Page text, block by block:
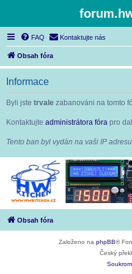
FAQ Kontaktujte nás
Obsah fóra
Informace
Byli jste trvale zabanováni na tomto
Kontaktujte administrátora fóra pro
Tento ban byl vydán na vaši IP
Obsah fóra
Založeno na phpBB®
Český